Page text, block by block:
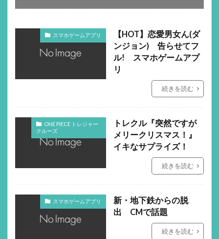
スマホゲームアプリ
【HOT】恋愛男女ん(ダ
ンジョン) 告らせてフ
ル! スマホゲームアプ
リ
続きを読む
ONE PIECE トレジャー
クルーズ
トレクル『突然ですが
メリークリスマス！』
イキなサプライズ！
続きを読む
スマホゲームアプリ
新・地下鉄からの脱
出 CMで話題
続きを読む